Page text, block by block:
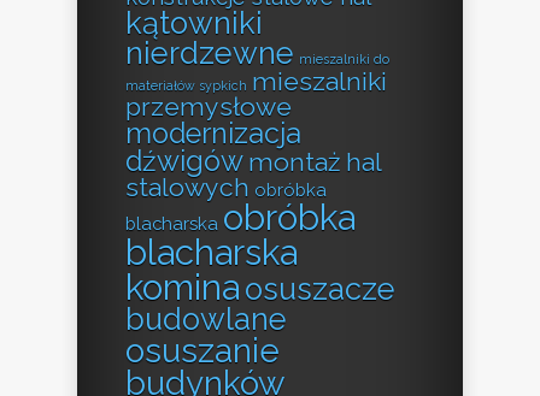
kątowniki
nierdzewne mieszalniki do
materiałów sypkich mieszalniki
przemysłowe
modernizacja
dźwigów montaż hal
stalowych obróbka
blacharska obróbka
blacharska
komina osuszacze
budowlane
osuszanie
budynków